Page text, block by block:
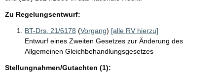
t
Zu Regelungsentwurf:
BT-Drs. 21/6178 (Vorgang) [alle RV hierzu]
Entwurf eines Zweiten Gesetzes zur Änderung des
Allgemeinen Gleichbehandlungsgesetzes
Stellungnahmen/Gutachten (1):